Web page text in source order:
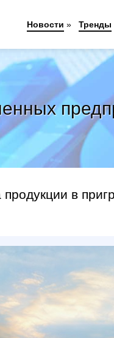
в
Новости » Тренды